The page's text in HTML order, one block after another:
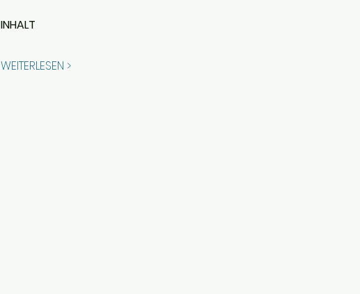
INHALT
WEITERLESEN >